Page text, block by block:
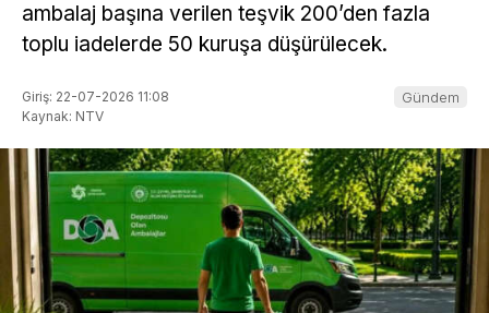
ambalaj başına verilen teşvik 200’den fazla
toplu iadelerde 50 kuruşa düşürülecek.
Giriş: 22-07-2026 11:08
Kaynak: NTV
Gündem